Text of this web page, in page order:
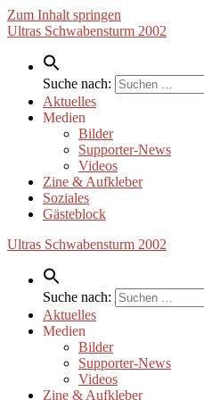
Zum Inhalt springen
Ultras Schwabensturm 2002
Suche nach:
Aktuelles
Medien
Bilder
Supporter-News
Videos
Zine & Aufkleber
Soziales
Gästeblock
Ultras Schwabensturm 2002
Suche nach:
Aktuelles
Medien
Bilder
Supporter-News
Videos
Zine & Aufkleber